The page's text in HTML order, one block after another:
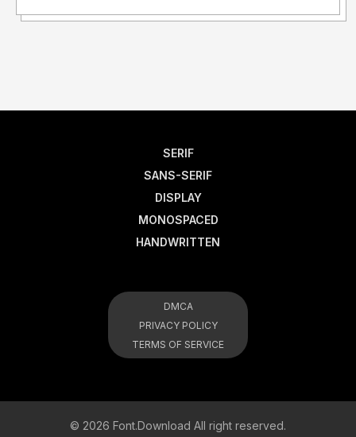
SERIF
SANS-SERIF
DISPLAY
MONOSPACED
HANDWRITTEN
DMCA
PRIVACY POLICY
TERMS OF SERVICE
© 2026 Font.Download All right reserved.